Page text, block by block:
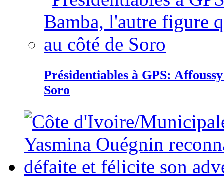
Présidentiables à GPS:
Soro